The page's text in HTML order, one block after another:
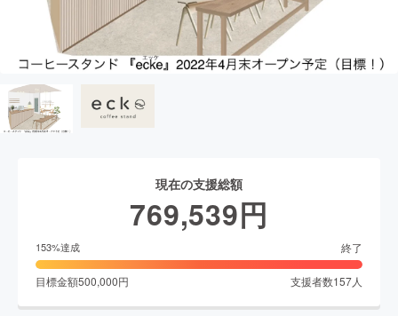
現在の支援総額
769,539円
153%達成 終了
目標金額500,000円 支援者数157人